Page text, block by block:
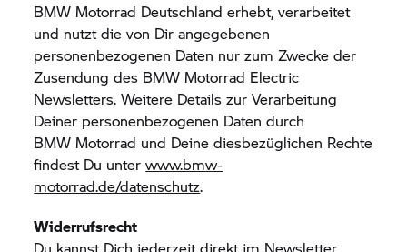
BMW Motorrad Deutschland erhebt, verarbeitet
und nutzt die von Dir angegebenen
personenbezogenen Daten nur zum Zwecke der
Zusendung des BMW Motorrad Electric
Newsletters. Weitere Details zur Verarbeitung
Deiner personenbezogenen Daten durch
BMW Motorrad und Deine diesbezüglichen Rechte
findest Du unterwww.bmw-
motorrad.de/datenschutz.
Widerrufsrecht